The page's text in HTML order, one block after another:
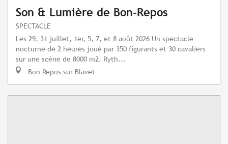
Son & Lumière de Bon-Repos
SPECTACLE
Les 29, 31 juillet, 1er, 5, 7, et 8 août 2026 Un spectacle
nocturne de 2 heures joué par 350 figurants et 30 cavaliers
sur une scène de 8000 m2. Ryth...
Bon Repos sur Blavet